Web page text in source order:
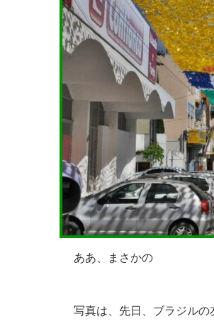
ああ、まさかの
写真は、先日、ブラジルの